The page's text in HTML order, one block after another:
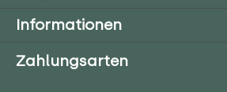
Informationen
Zahlungsarten